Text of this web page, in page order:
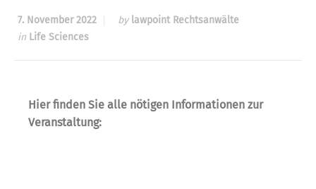
7. November 2022 by lawpoint Rechtsanwälte
in Life Sciences
Hier finden Sie alle nötigen Informationen zur
Veranstaltung: